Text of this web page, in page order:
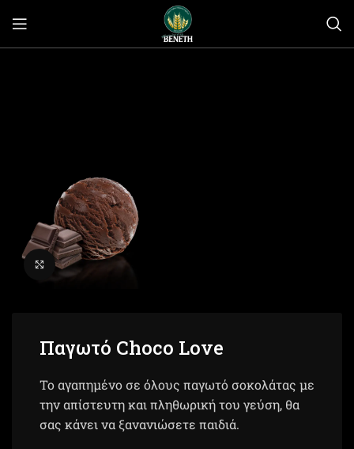
Click to enlarge
Παγωτό Choco Love
Το αγαπημένο σε όλους παγωτό σοκολάτας με
την απίστευτη και πληθωρική του γεύση, θα
σας κάνει να ξανανιώσετε παιδιά.